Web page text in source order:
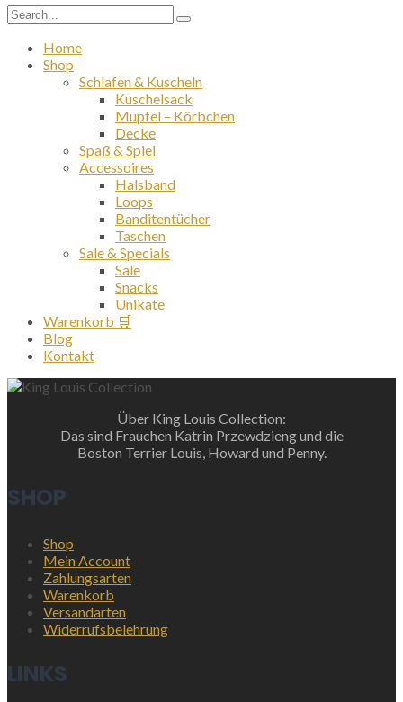
Search
for:
Home
Shop
Schlafen & Kuscheln
Kuschelsack
Mupfel – Körbchen
Decke
Spaß & Spiel
Accessoires
Halsband
Loops
Banditentücher
Taschen
Sale & Specials
Sale
Snacks
Unikate
Warenkorb 🛒
Blog
Kontakt
Über King Louis Collection:
Das sind Frauchen Katrin Przewdzieng und die
Boston Terrier Louis, Howard und Penny.
SHOP
Shop
Mein Account
Zahlungsarten
Warenkorb
Versandarten
Widerrufsbelehrung
LINKS